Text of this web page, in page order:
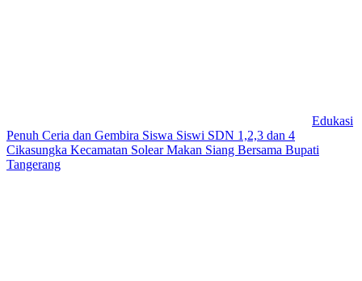
Edukasi
Penuh Ceria dan Gembira Siswa Siswi SDN 1,2,3 dan 4
Cikasungka Kecamatan Solear Makan Siang Bersama Bupati
Tangerang